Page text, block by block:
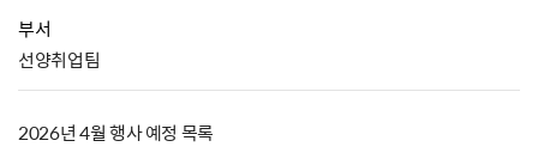
부서
선양취업팀
2026년 4월 행사 예정 목록